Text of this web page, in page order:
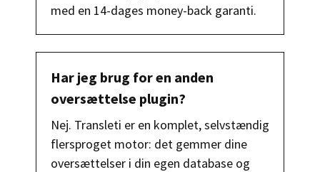
med en 14-dages money-back garanti.
Har jeg brug for en anden
oversættelse plugin?
Nej. Transleti er en komplet, selvstændig
flersproget motor: det gemmer dine
oversættelser i din egen database og